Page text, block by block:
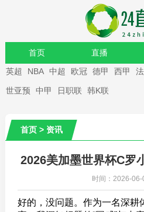
首页 直播
重要赛事
英超 NBA 中超 欧冠 德甲 西甲
世亚预 中甲 日职联 韩K联
首页> 资讯
2026美加墨世界杯C罗
时间：2026-06-
好的，没问题。作为一名深耕